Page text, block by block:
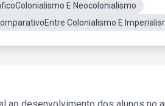
E Neocolonialismo
Colonialismo E